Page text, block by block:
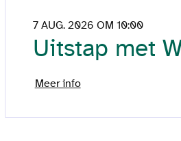
7 AUG. 2026 OM 10:00
Uitstap met
Meer info